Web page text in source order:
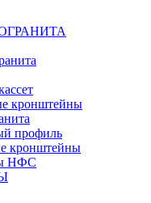
кронштейны
профиль
кронштейны
НФС